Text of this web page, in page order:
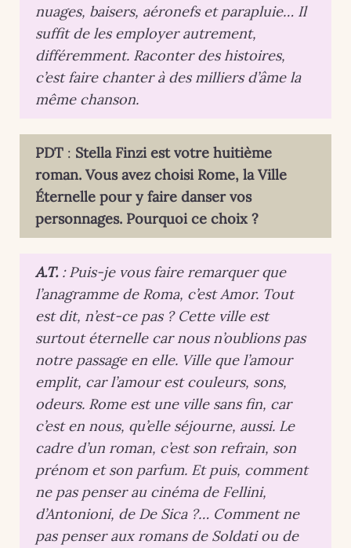
nuages, baisers, aéronefs et parapluie… Il
suffit de les employer autrement,
différemment. Raconter des histoires,
c’est faire chanter à des milliers d’âme la
même chanson.
PDT : Stella Finzi est votre huitième
roman. Vous avez choisi Rome, la Ville
Éternelle pour y faire danser vos
personnages. Pourquoi ce choix ?
A.T.: Puis-je vous faire remarquer que
l’anagramme de Roma, c’est Amor. Tout
est dit, n’est-ce pas ? Cette ville est
surtout éternelle car nous n’oublions pas
notre passage en elle. Ville que l’amour
emplit, car l’amour est couleurs, sons,
odeurs. Rome est une ville sans fin, car
c’est en nous, qu’elle séjourne, aussi. Le
cadre d’un roman, c’est son refrain, son
prénom et son parfum. Et puis, comment
ne pas penser au cinéma de Fellini,
d’Antonioni, de De Sica ?… Comment ne
pas penser aux romans de Soldati ou de